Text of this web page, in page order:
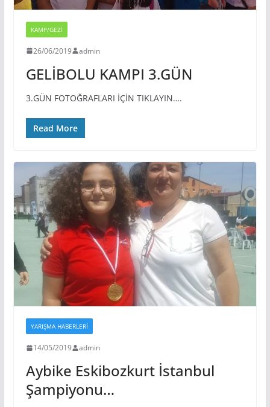
KAMP/GEZI
26/06/2019 admin
GELİBOLU KAMPI 3.GÜN
3.GÜN FOTOĞRAFLARI İÇİN TIKLAYIN….
Read More
YARIŞMA HABERLERI
14/05/2019 admin
Aybike Eskibozkurt İstanbul
Şampiyonu…